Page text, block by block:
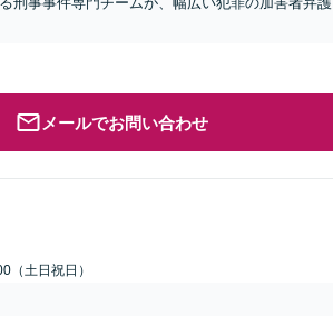
メールでお問い合わせ
（土日祝日）